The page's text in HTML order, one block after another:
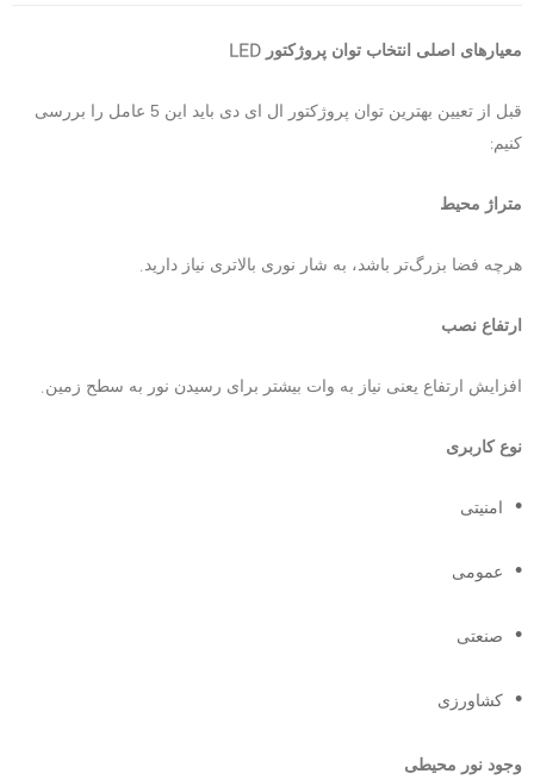
معیارهای اصلی انتخاب توان پروژکتور LED
قبل از تعیین بهترین توان پروژکتور ال ای دی باید این 5 عامل را بررسی
کنیم:
متراژ محیط
هرچه فضا بزرگ‌تر باشد، به شار نوری بالاتری نیاز دارید .
ارتفاع نصب
افزایش ارتفاع یعنی نیاز به وات بیشتر برای رسیدن نور به سطح زمین.
نوع کاربری
امنیتی
عمومی
صنعتی
کشاورزی
وجود نور محیطی